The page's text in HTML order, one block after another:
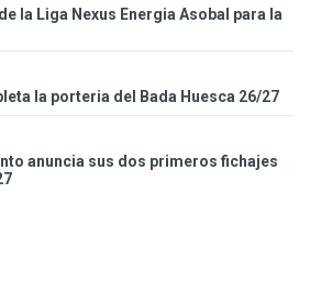
la Liga Nexus Energia Asobal para la
la porteria del Bada Huesca 26/27
anuncia sus dos primeros fichajes